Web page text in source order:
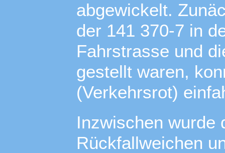
abgewickelt.
der 141 370-7 in
Fahrstrasse und
gestellt waren,
(Verkehrsrot)
Inzwischen wurde
Rückfallweichen